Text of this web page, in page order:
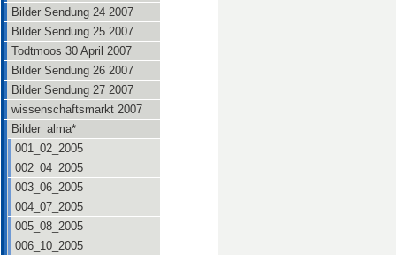
Bilder Sendung 24 2007
Bilder Sendung 25 2007
Todtmoos 30 April 2007
Bilder Sendung 26 2007
Bilder Sendung 27 2007
wissenschaftsmarkt 2007
Bilder_alma*
001_02_2005
002_04_2005
003_06_2005
004_07_2005
005_08_2005
006_10_2005